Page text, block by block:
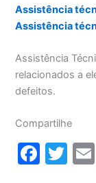
Assistência
Assistência
Assistência
relacionados a
defeitos.
Compartilhe
F
T